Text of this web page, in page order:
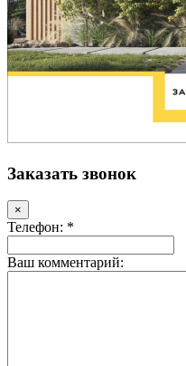
Заказать звонок
×
Телефон: *
Ваш комментарий: